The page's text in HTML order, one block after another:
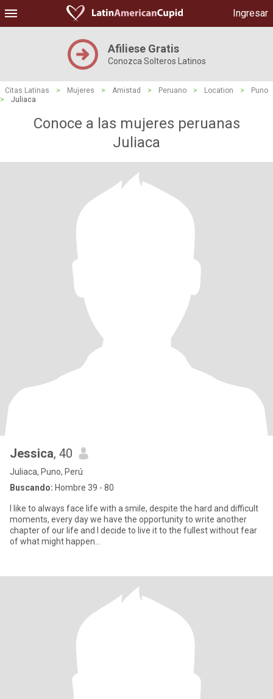
Ingresar
Afiliese Gratis
Conozca Solteros Latinos
Citas Latinas > Mujeres > Amistad > Peruano > Location >
Puno
>
Juliaca
Conoce a las mujeres peruanas
Juliaca
Jessica, 40
Juliaca, Puno, Perú
Buscando: Hombre 39 - 80
I like to always face life with a smile, despite the hard and difficult
moments, every day we have the opportunity to write another
chapter of our life and I decide to live it to the fullest without fear
of what might happen...